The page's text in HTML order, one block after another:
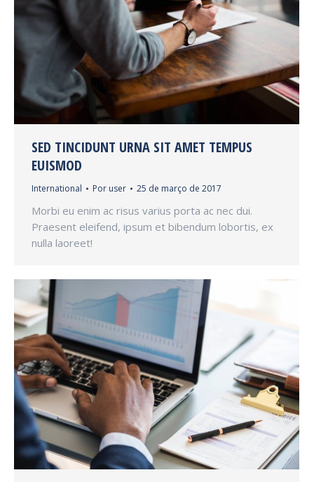
SED TINCIDUNT URNA SIT AMET TEMPUS
EUISMOD
International Por user 25 de março de 2017
Morbi eu enim ac risus varius porta ac nec dui.
Praesent eleifend, ipsum et bibendum lobortis, ex
nulla laoreet!